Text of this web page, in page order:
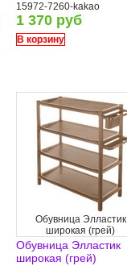
15972-7260-kakao
1 370 руб
В корзину
Обувница Элластик
широкая (грей)
Обувница Элластик
широкая (грей)